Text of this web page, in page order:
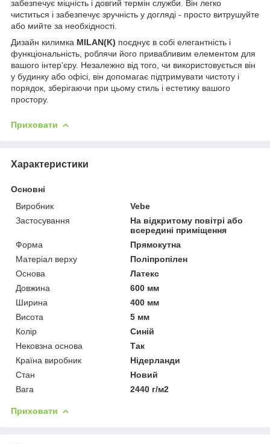
забезпечує міцність і довгий термін служби. Він легко
чиститься і забезпечує зручність у догляді - просто витрушуйте
або мийте за необхідності.
Дизайн килимка MILAN(K) поєднує в собі елегантність і
функціональність, роблячи його привабливим елементом для
вашого інтер'єру. Незалежно від того, чи використовується він
у будинку або офісі, він допомагає підтримувати чистоту і
порядок, зберігаючи при цьому стиль і естетику вашого
простору.
Приховати
Характеристики
Основні
Виробник
Vebe
Застосування
На відкритому повітрі або
всередині приміщення
Форма
Прямокутна
Матеріал верху
Поліпропілен
Основа
Латекс
Довжина
600 мм
Ширина
400 мм
Висота
5 мм
Колір
Синій
Нековзна основа
Так
Країна виробник
Нідерланди
Стан
Новий
Вага
2440 г/м2
Приховати